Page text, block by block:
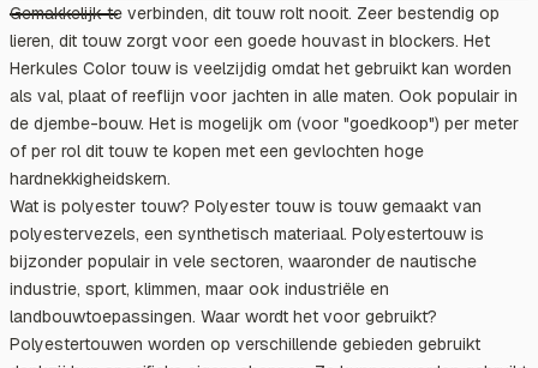
Gemakkelijk te verbinden, dit touw rolt nooit. Zeer bestendig op
lieren, dit touw zorgt voor een goede houvast in blockers. Het
Herkules Color touw is veelzijdig omdat het gebruikt kan worden
als val, plaat of reeflijn voor jachten in alle maten. Ook populair in
de djembe-bouw. Het is mogelijk om (voor "goedkoop") per meter
of per rol dit touw te kopen met een gevlochten hoge
hardnekkigheidskern.
Wat is polyester touw? Polyester touw is touw gemaakt van
polyestervezels, een synthetisch materiaal. Polyestertouw is
bijzonder populair in vele sectoren, waaronder de nautische
industrie, sport, klimmen, maar ook industriële en
landbouwtoepassingen. Waar wordt het voor gebruikt?
Polyestertouwen worden op verschillende gebieden gebruikt